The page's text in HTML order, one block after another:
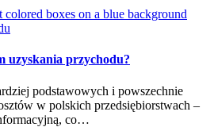
uzyskania przychodu?
podstawowych i powszechnie
w polskich przedsiębiorstwach –
co…